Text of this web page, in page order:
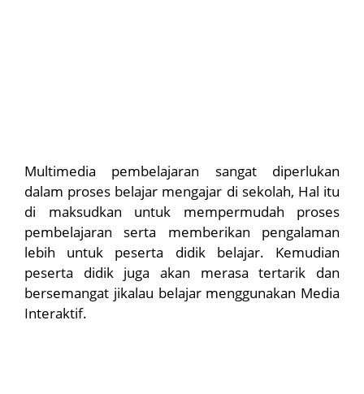
Multimedia pembelajaran sangat diperlukan
dalam proses belajar mengajar di sekolah, Hal itu
di maksudkan untuk mempermudah proses
pembelajaran serta memberikan pengalaman
lebih untuk peserta didik belajar. Kemudian
peserta didik juga akan merasa tertarik dan
bersemangat jikalau belajar menggunakan Media
Interaktif.